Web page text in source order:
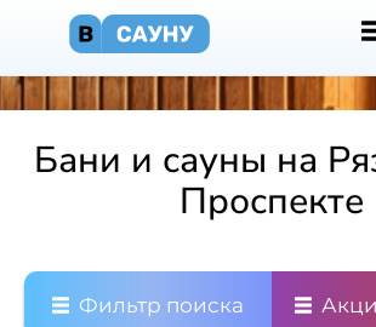
Бани и сауны на
Проспекте
Фильтр поиска